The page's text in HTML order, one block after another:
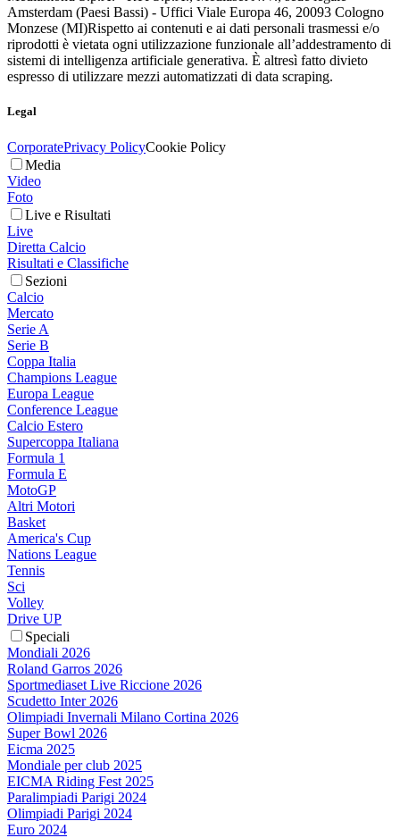
Amsterdam (Paesi Bassi) - Uffici Viale Europa 46, 20093 Cologno
Monzese (MI)Rispetto ai contenuti e ai dati personali trasmessi e/o
riprodotti è vietata ogni utilizzazione funzionale all’addestramento di
sistemi di intelligenza artificiale generativa. È altresì fatto divieto
espresso di utilizzare mezzi automatizzati di data scraping.
Legal
CorporatePrivacy PolicyCookie Policy
Media
Video
Foto
Live e Risultati
Live
Diretta Calcio
Risultati e Classifiche
Sezioni
Calcio
Mercato
Serie A
Serie B
Coppa Italia
Champions League
Europa League
Conference League
Calcio Estero
Supercoppa Italiana
Formula 1
Formula E
MotoGP
Altri Motori
Basket
America's Cup
Nations League
Tennis
Sci
Volley
Drive UP
Speciali
Mondiali 2026
Roland Garros 2026
Sportmediaset Live Riccione 2026
Scudetto Inter 2026
Olimpiadi Invernali Milano Cortina 2026
Super Bowl 2026
Eicma 2025
Mondiale per club 2025
EICMA Riding Fest 2025
Paralimpiadi Parigi 2024
Olimpiadi Parigi 2024
Euro 2024